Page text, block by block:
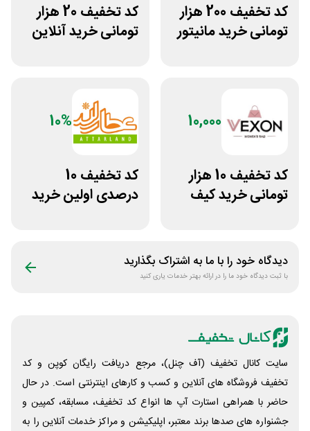
کد تخفیف 200 هزار
تومانی خرید مانیتور
کد تخفیف 20 هزار
تومانی خرید آنلاین
10,000
کد تخفیف 10 هزار
تومانی خرید کیف
10%
کد تخفیف 10
درصدی اولین خرید
دیدگاه خود را با ما به اشتراک بگذارید
با ثبت دیدگاه خود ما را در ارائه بهتر خدمات یاری کنید
سایت کانال تخفیف (آف چنل)، مرجع دریافت رایگان کوپن و کد
تخفیف فروشگاه های آنلاین و کسب و‌ کارهای اینترنتی است. در حال
حاضر با همراهی استارت آپ ها انواع کد تخفیف، مسابقه، کمپین و
جشنواره های صدها برند معتبر، اپلیکیشن و مراکز خدمات آنلاین را به